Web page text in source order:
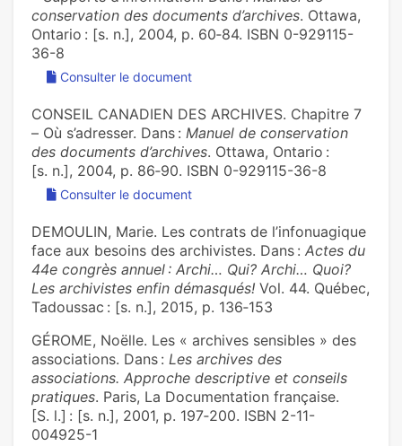
conservation des documents d’archives. Ottawa,
Ontario : [s. n.], 2004, p. 60‑84. ISBN 0-929115-
36-8
Consulter le document
CONSEIL CANADIEN DES ARCHIVES. Chapitre 7
– Où s’adresser. Dans : Manuel de conservation
des documents d’archives. Ottawa, Ontario :
[s. n.], 2004, p. 86‑90. ISBN 0-929115-36-8
Consulter le document
DEMOULIN, Marie. Les contrats de l’infonuagique
face aux besoins des archivistes. Dans : Actes du
44e congrès annuel : Archi… Qui? Archi… Quoi?
Les archivistes enfin démasqués! Vol. 44. Québec,
Tadoussac : [s. n.], 2015, p. 136‑153
GÉROME, Noëlle. Les « archives sensibles » des
associations. Dans : Les archives des
associations. Approche descriptive et conseils
pratiques. Paris, La Documentation française.
[S. l.] : [s. n.], 2001, p. 197‑200. ISBN 2-11-
004925-1